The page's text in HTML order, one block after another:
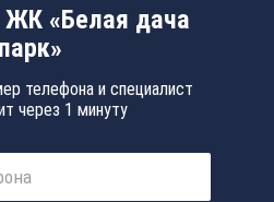
ЖК «Белая дача
парк»
телефона и специалист
через 1 минуту